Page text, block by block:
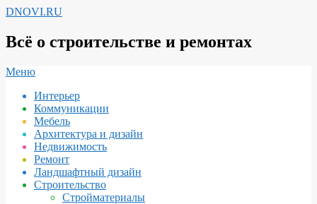
Перейти
содержимому
DNOVI.RU
Всё о строительстве и ремонтах
Вторичное
навигации
Меню
Интерьер
Коммуникации
Мебель
Архитектура и дизайн
Недвижимость
Ремонт
Ландшафтный дизайн
Строительство
Стройматериалы